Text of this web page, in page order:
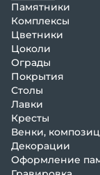
Памятники
Комплексы
Цветники
Цоколи
Ограды
Покрытия
Столы
Лавки
Кресты
Венки,
Декорации
Оформление